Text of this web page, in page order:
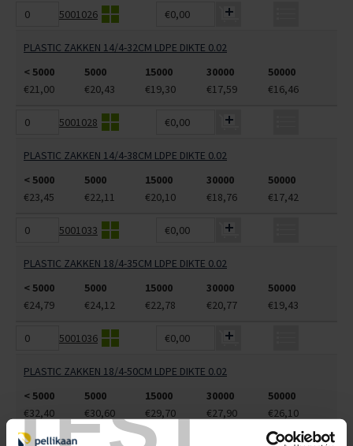
5001026 €0,00
PLASTIC ZAKKEN 14/4-32CM LDPE DIKTE 0.02
< 5000
5000 15000 30000
50000
€21,00
€20,43 €19,30 €17,59 €16,46
5001028 €0,00
PLASTIC ZAKKEN 14/4-38CM LDPE DIKTE 0.02
< 5000
5000 15000 30000
50000
€23,45
€22,11 €20,10 €18,76 €17,42
5001033 €0,00
PLASTIC ZAKKEN 18/4-35CM LDPE DIKTE 0.02
< 5000
5000 15000 30000
50000
€24,79
€24,12 €22,78 €20,77 €19,43
5001036 €0,00
PLASTIC ZAKKEN 18/4-50CM LDPE DIKTE 0.02
< 5000
5000 15000 30000
50000
€32,40
€30,60 €29,70 €27,90 €26,10